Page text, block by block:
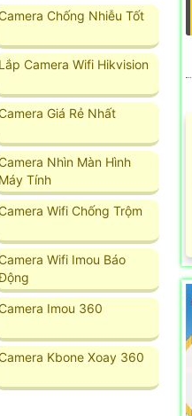
Camera Chống Nhiễu Tốt
Lắp Camera Wifi Hikvision
Camera Giá Rẻ Nhất
Camera Nhìn Màn Hình
Máy Tính
Camera Wifi Chống Trộm
Camera Wifi Imou Báo
Camera Imou 360
Camera Kbone Xoay 360